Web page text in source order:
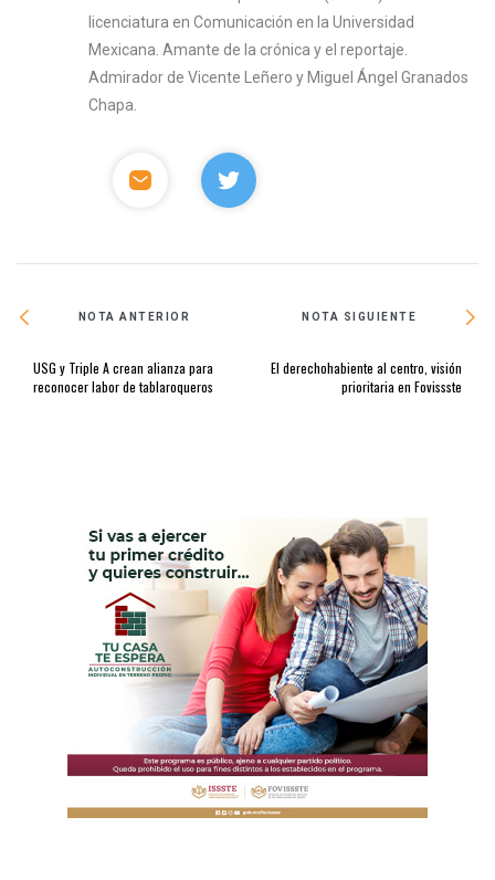
licenciatura en Comunicación en la Universidad
Mexicana. Amante de la crónica y el reportaje.
Admirador de Vicente Leñero y Miguel Ángel Granados
Chapa.
NOTA ANTERIOR
USG y Triple A crean alianza para
reconocer labor de tablaroqueros
NOTA SIGUIENTE
El derechohabiente al centro, visión
prioritaria en Fovissste